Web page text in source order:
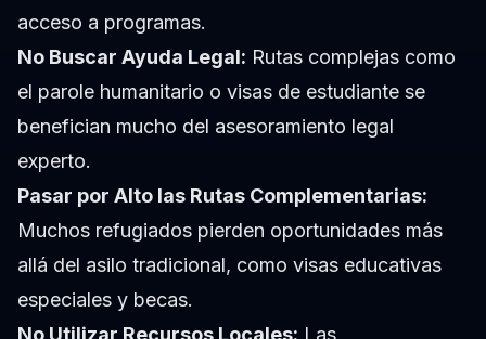
acceso a programas.
No Buscar Ayuda Legal: Rutas complejas como
el parole humanitario o visas de estudiante se
benefician mucho del asesoramiento legal
experto.
Pasar por Alto las Rutas Complementarias:
Muchos refugiados pierden oportunidades más
allá del asilo tradicional, como visas educativas
especiales y becas.
No Utilizar Recursos Locales: Las